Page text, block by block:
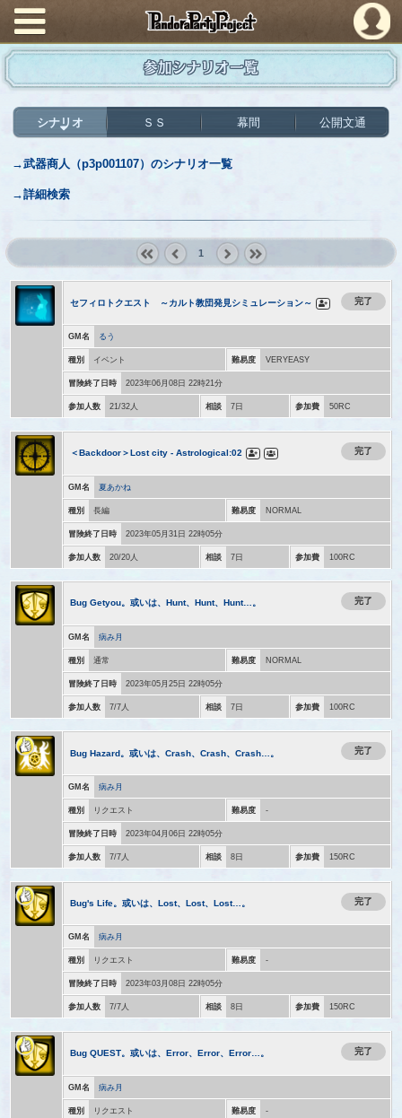
PandoraPartyProject
参加シナリオ一覧
シナリオ ＳＳ 幕間 公開文通
→武器商人（p3p001107）のシナリオ一覧
→詳細検索
1
セフィロトクエスト ～カルト教団発見シミュレーション～ 完了
GM名 るう
種別 イベント 難易度 VERYEASY
冒険終了日時 2023年06月08日 22時21分
参加人数 21/32人 相談 7日 参加費 50RC
＜Backdoor＞Lost city - Astrological:02 完了
GM名 夏あかね
種別 長編 難易度 NORMAL
冒険終了日時 2023年05月31日 22時05分
参加人数 20/20人 相談 7日 参加費 100RC
Bug Getyou。或いは、Hunt、Hunt、Hunt…。 完了
GM名 病み月
種別 通常 難易度 NORMAL
冒険終了日時 2023年05月25日 22時05分
参加人数 7/7人 相談 7日 参加費 100RC
Bug Hazard。或いは、Crash、Crash、Crash…。 完了
GM名 病み月
種別 リクエスト 難易度 -
冒険終了日時 2023年04月06日 22時05分
参加人数 7/7人 相談 8日 参加費 150RC
Bug's Life。或いは、Lost、Lost、Lost…。 完了
GM名 病み月
種別 リクエスト 難易度 -
冒険終了日時 2023年03月08日 22時05分
参加人数 7/7人 相談 8日 参加費 150RC
Bug QUEST。或いは、Error、Error、Error…。 完了
GM名 病み月
種別 リクエスト 難易度 -